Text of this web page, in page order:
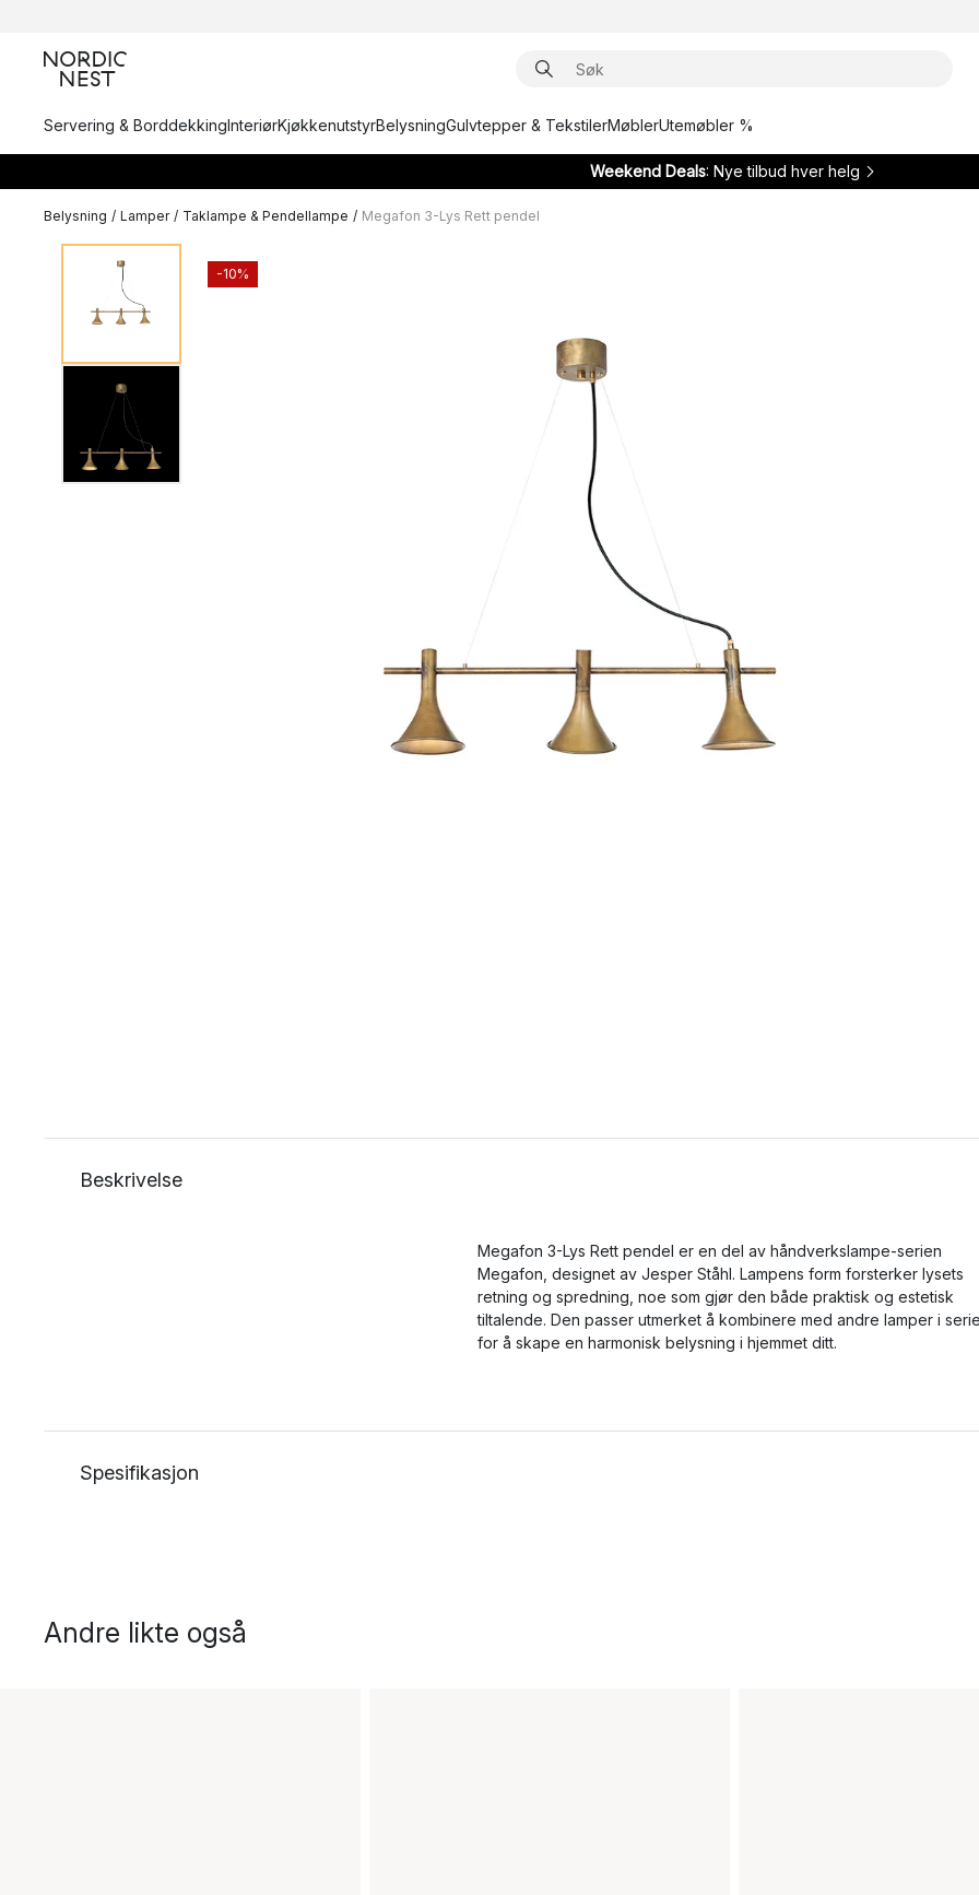
Servering & BorddekkingInteriørKjøkkenutstyrBelysningGulvtepper & TekstilerMøblerUtemøbler %
Weekend Deals: Nye tilbud hver helg
Belysning / Lamper / Taklampe & Pendellampe / Megafon 3-Lys Rett pendel
-10%
Beskrivelse
Megafon 3-Lys Rett pendel er en del av håndverkslampe-serien
Megafon, designet av Jesper Ståhl. Lampens form forsterker lysets
retning og spredning, noe som gjør den både praktisk og estetisk
tiltalende. Den passer utmerket å kombinere med andre lamper i
for å skape en harmonisk belysning i hjemmet ditt.
Spesifikasjon
Andre likte også